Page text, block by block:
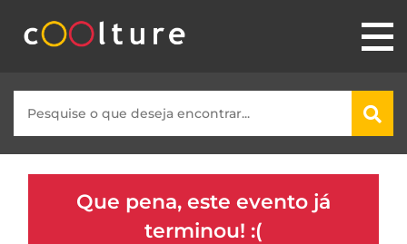
Que pena, este evento já
terminou! :(